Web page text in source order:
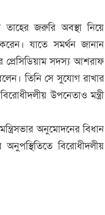
জরুরি অবস্থা নিয়ে
করেন। যাতে সমর্থন জানান
প্রেসিডিয়াম সদস্য আশরাফ
তিনি সে সুযোগ রাখার
উপনেতাও মন্ত্রী
অনুমোদনের বিধান
বিরোধীদলীয়